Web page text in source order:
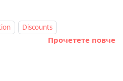
Discounts
Прочетете повче